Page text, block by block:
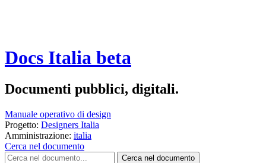
Docs Italia beta
Documenti pubblici, digitali.
Manuale operativo di design
Progetto: Designers Italia
Amministrazione: italia
Cerca nel documento
Cerca nel documento